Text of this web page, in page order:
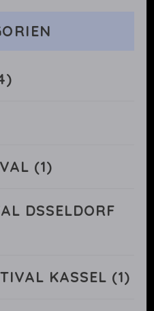
(1)
DSSELDORF
KASSEL (1)